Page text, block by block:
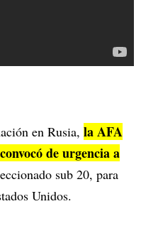
en Rusia, la AFA
de urgencia a
sub 20, para
Unidos.